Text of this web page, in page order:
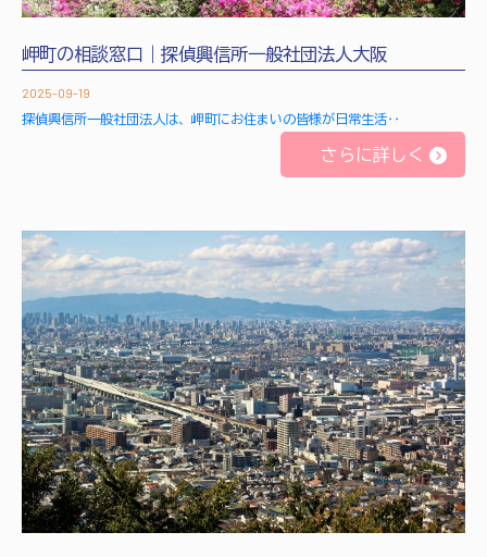
岬町の相談窓口｜探偵興信所一般社団法人大阪
2025-09-19
探偵興信所一般社団法人は、岬町にお住まいの皆様が日常生活‥
さらに詳しく